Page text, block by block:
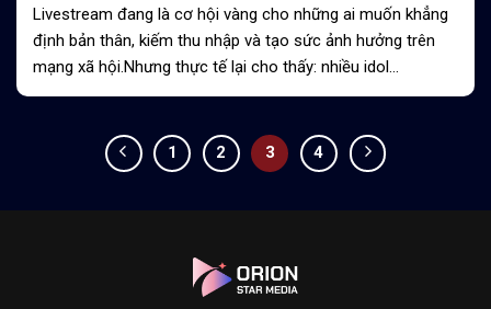
Livestream đang là cơ hội vàng cho những ai muốn khẳng
định bản thân, kiếm thu nhập và tạo sức ảnh hưởng trên
mạng xã hội.Nhưng thực tế lại cho thấy: nhiều idol
livestream chỉ trụ được vài tháng rồi...
1 2 3 4